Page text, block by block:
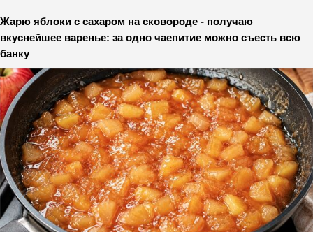
Жарю яблоки с сахаром на сковороде - получаю
вкуснейшее варенье: за одно чаепитие можно съесть всю
банку